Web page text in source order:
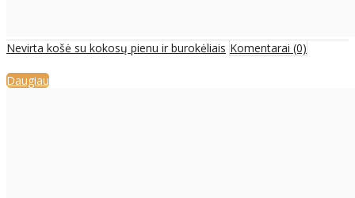
Nevirta košė su kokosų pienu ir burokėliais Komentarai (0)
Daugiau